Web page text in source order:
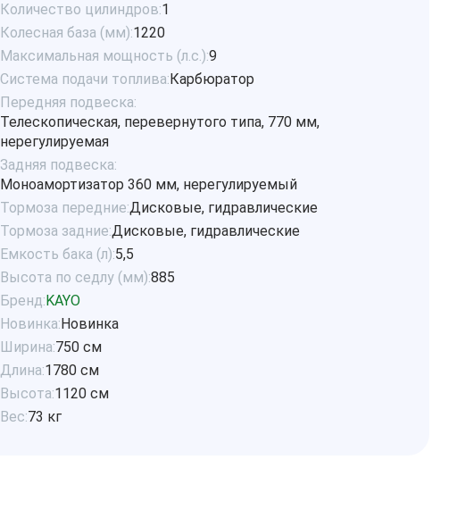
Количество цилиндров:1
Колесная база (мм):1220
Максимальная мощность (л.с.):9
Система подачи топлива:Карбюратор
Передняя подвеска:
Телескопическая, перевернутого типа, 770 мм,
нерегулируемая
Задняя подвеска:
Моноамортизатор 360 мм, нерегулируемый
Тормоза передние:Дисковые, гидравлические
Тормоза задние:Дисковые, гидравлические
Емкость бака (л):5,5
Высота по седлу (мм):885
Бренд:KAYO
Новинка:Новинка
Ширина:750 см
Длина:1780 см
Высота:1120 см
Вес:73 кг